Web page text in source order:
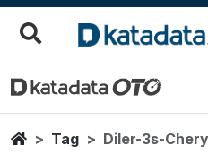
Diler 3s Chery
Berita Terbaru
HomeTag Diler-3s-Chery